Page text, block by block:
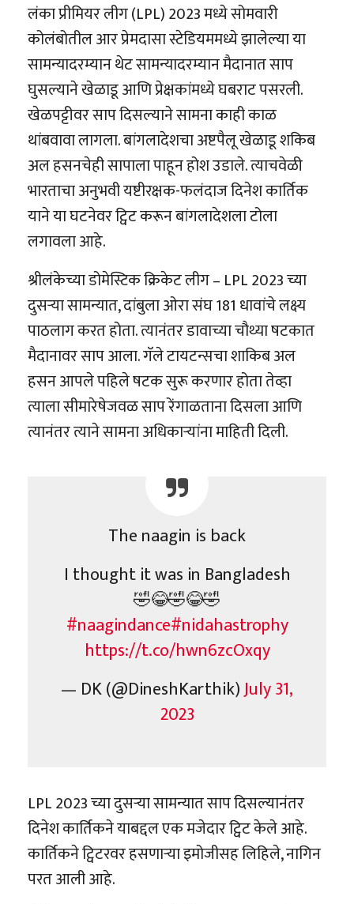
लंका प्रीमियर लीग (LPL) 2023 मध्ये सोमवारी
कोलंबोतील आर प्रेमदासा स्टेडियममध्ये झालेल्या या
सामन्यादरम्यान थेट सामन्यादरम्यान मैदानात साप
घुसल्याने खेळाडू आणि प्रेक्षकांमध्ये घबराट पसरली.
खेळपट्टीवर साप दिसल्याने सामना काही काळ
थांबवावा लागला. बांगलादेशचा अष्टपैलू खेळाडू शकिब
अल हसनचेही सापाला पाहून होश उडाले. त्याचवेळी
भारताचा अनुभवी यष्टीरक्षक-फलंदाज दिनेश कार्तिक
याने या घटनेवर ट्विट करून बांगलादेशला टोला
लगावला आहे.
श्रीलंकेच्या डोमेस्टिक क्रिकेट लीग – LPL 2023 च्या
दुसर्‍या सामन्यात, दांबुला ओरा संघ 181 धावांचे लक्ष्य
पाठलाग करत होता. त्यानंतर डावाच्या चौथ्या षटकात
मैदानावर साप आला. गॅले टायटन्सचा शाकिब अल
हसन आपले पहिले षटक सुरू करणार होता तेव्हा
त्याला सीमारेषेजवळ साप रेंगाळताना दिसला आणि
त्यानंतर त्याने सामना अधिकाऱ्यांना माहिती दिली.
The naagin is back
I thought it was in Bangladesh
🤣😂🤣😂🤣
#naagindance#nidahastrophy
https://t.co/hwn6zcOxqy
— DK (@DineshKarthik)July 31,
2023
LPL 2023 च्या दुसऱ्या सामन्यात साप दिसल्यानंतर
दिनेश कार्तिकने याबद्दल एक मजेदार ट्विट केले आहे.
कार्तिकने ट्विटरवर हसणाऱ्या इमोजीसह लिहिले, नागिन
परत आली आहे.